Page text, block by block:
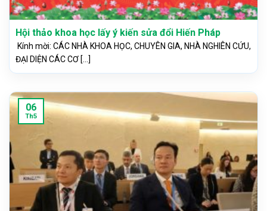
Hội thảo khoa học lấy ý kiến sửa đổi Hiến Pháp
Kính mời: CÁC NHÀ KHOA HỌC, CHUYÊN GIA, NHÀ NGHIÊN CỨU,
ĐẠI DIỆN CÁC CƠ [...]
06
Th5